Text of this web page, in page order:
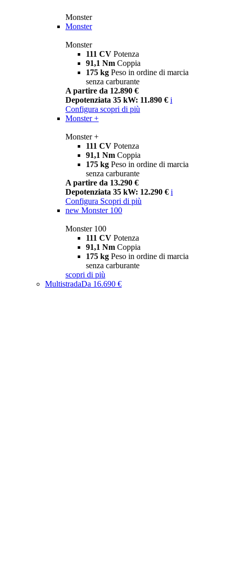
Monster
Monster
Monster
111 CV Potenza
91,1 Nm Coppia
175 kg Peso in ordine di marcia
senza carburante
A partire da 12.890 €
Depotenziata 35 kW: 11.890 € i
Configura scopri di più
Monster +
Monster +
111 CV Potenza
91,1 Nm Coppia
175 kg Peso in ordine di marcia
senza carburante
A partire da 13.290 €
Depotenziata 35 kW: 12.290 € i
Configura Scopri di più
new Monster 100
Monster 100
111 CV Potenza
91,1 Nm Coppia
175 kg Peso in ordine di marcia
senza carburante
scopri di più
MultistradaDa 16.690 €